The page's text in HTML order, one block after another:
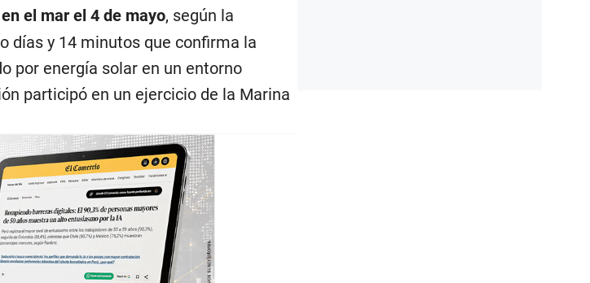
el mar el 4 de mayo, según la
días y 14 minutos que confirma la
por energía solar en un entorno
participó en un ejercicio de la Marina